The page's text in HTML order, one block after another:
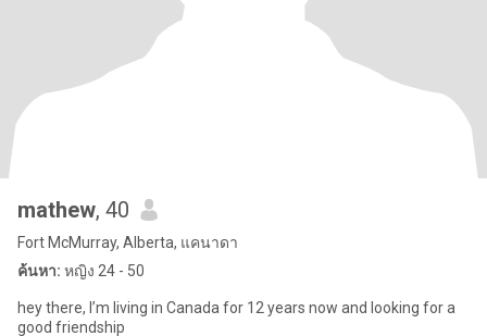
mathew, 40
Fort McMurray, Alberta, แคนาดา
ค้นหา: หญิง 24 - 50
hey there, I’m living in Canada for 12 years now and looking for a
good friendship